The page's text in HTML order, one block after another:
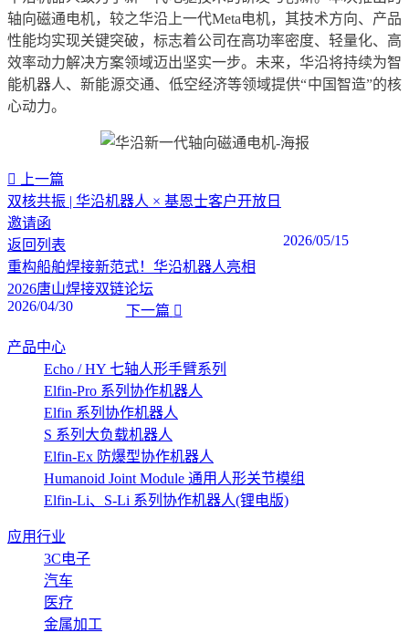
轴向磁通电机，较之华沿上一代Meta电机，其技术方向、产品
性能均实现关键突破，标志着公司在高功率密度、轻量化、高
效率动力解决方案领域迈出坚实一步。未来，华沿将持续为智
能机器人、新能源交通、低空经济等领域提供“中国智造”的核
心动力。
上一篇
双核共振 | 华沿机器人 × 基恩士客户开放日
邀请函
2026/05/15
返回列表
重构船舶焊接新范式！华沿机器人亮相
2026唐山焊接双链论坛
2026/04/30
下一篇
产品中心
Echo / HY 七轴人形手臂系列
Elfin-Pro 系列协作机器人
Elfin 系列协作机器人
S 系列大负载机器人
Elfin-Ex 防爆型协作机器人
Humanoid Joint Module 通用人形关节模组
Elfin-Li、S-Li 系列协作机器人(锂电版)
应用行业
3C电子
汽车
医疗
金属加工